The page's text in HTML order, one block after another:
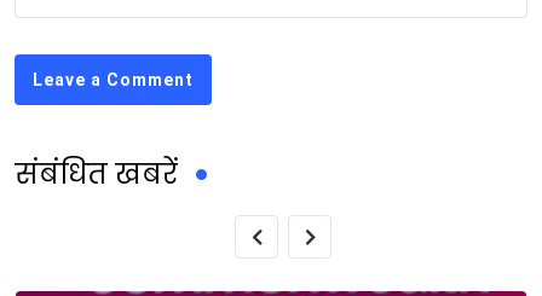
Leave a Comment
संबंधित खबरें